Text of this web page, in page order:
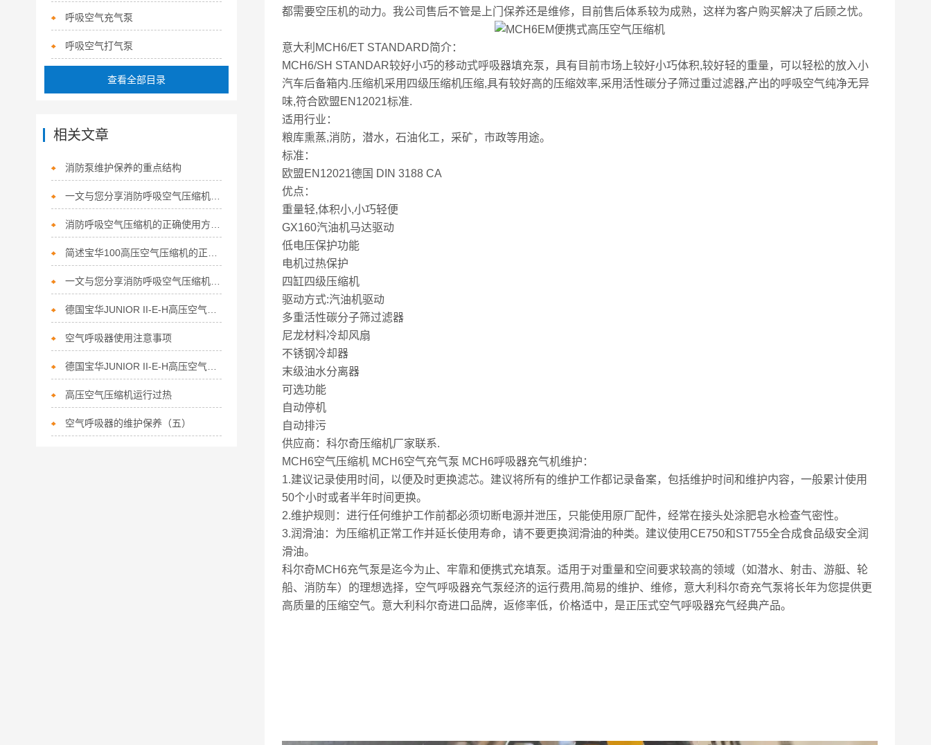
都需要空压机的动力。我公司售后不管是上门保养还是维修，目前售后体系较为成熟，这样为客户购买解决了后顾之忧。
意大利MCH6/ET STANDARD简介：
MCH6/SH STANDAR较好小巧的移动式呼吸器填充泵，具有目前市场上较好小巧体积,较好轻的重量，可以轻松的放入小
汽车后备箱内.压缩机采用四级压缩机压缩,具有较好高的压缩效率,采用活性碳分子筛过重过滤器,产出的呼吸空气纯净无异
味,符合欧盟EN12021标准.
适用行业：
粮库熏蒸,消防，潜水，石油化工，采矿，市政等用途。
标准：
欧盟EN12021德国 DIN 3188 CA
优点：
重量轻,体积小,小巧轻便
GX160汽油机马达驱动
低电压保护功能
电机过热保护
四缸四级压缩机
驱动方式:汽油机驱动
多重活性碳分子筛过滤器
尼龙材料冷却风扇
不锈钢冷却器
末级油水分离器
可选功能
自动停机
自动排污
供应商：科尔奇压缩机厂家联系.
MCH6空气压缩机 MCH6空气充气泵 MCH6呼吸器充气机维护：
1.建议记录使用时间，以便及时更换滤芯。建议将所有的维护工作都记录备案，包括维护时间和维护内容，一般累计使用
50个小时或者半年时间更换。
2.维护规则：进行任何维护工作前都必须切断电源并泄压，只能使用原厂配件，经常在接头处涂肥皂水检查气密性。
3.润滑油：为压缩机正常工作并延长使用寿命，请不要更换润滑油的种类。建议使用CE750和ST755全合成食品级安全润
滑油。
科尔奇MCH6充气泵是迄今为止、牢靠和便携式充填泵。适用于对重量和空间要求较高的领域（如潜水、射击、游艇、轮
船、消防车）的理想选择，空气呼吸器充气泵经济的运行费用,简易的维护、维修，意大利科尔奇充气泵将长年为您提供更
高质量的压缩空气。意大利科尔奇进口品牌，返修率低，价格适中，是正压式空气呼吸器充气经典产品。
呼吸空气充气泵
呼吸空气打气泵
查看全部目录
相关文章
消防泵维护保养的重点结构
一文与您分享消防呼吸空气压缩机的常见问题相应解决方法
一文与您分享消防呼吸空气压缩机的维护保养方法
空气呼吸器使用注意事项
高压空气压缩机运行过热
空气呼吸器的维护保养（五）